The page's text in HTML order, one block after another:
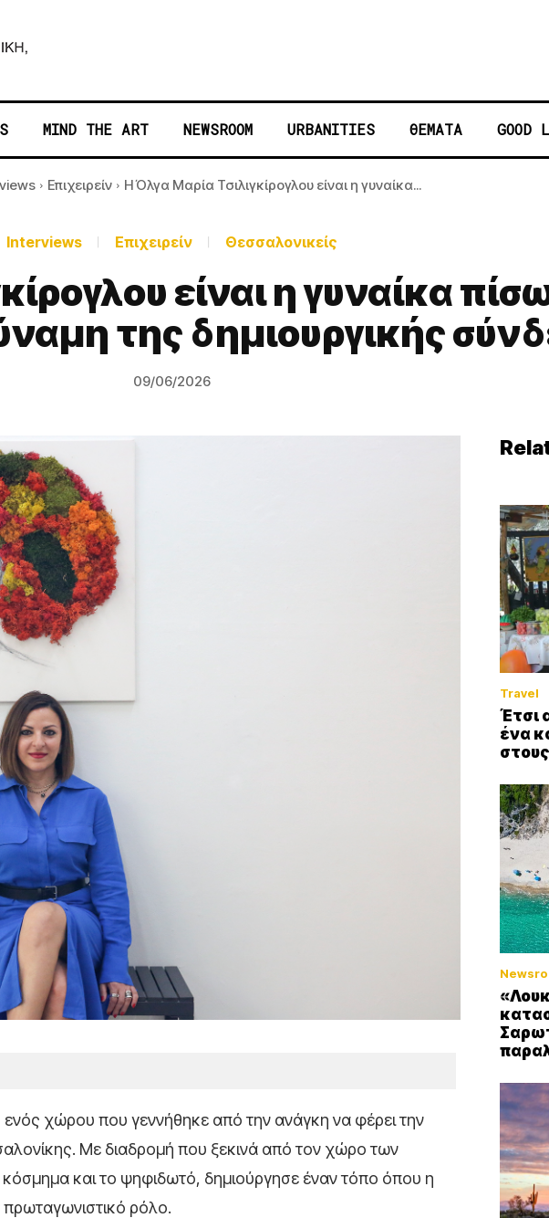
MIND THE ART NEWSROOM URBANITIES ΘΕΜΑΤΑ GOOD
Eπιχειρείν Η Όλγα Μαρία Τσιλιγκίρογλου είναι η γυναίκα...
Interviews Eπιχειρείν Θεσσαλονικείς
είναι η γυναίκα
της δημιουργικής
09/06/2026
ενός χώρου που γεννήθηκε από την ανάγκη να φέρει την
Με διαδρομή που ξεκινά από τον χώρο των
κόσμημα και το ψηφιδωτό, δημιούργησε έναν τόπο όπου η
ρόλο.
Travel
Έτσι
ένα